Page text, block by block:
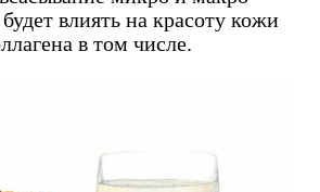
влиять на красоту кожи
в том числе.